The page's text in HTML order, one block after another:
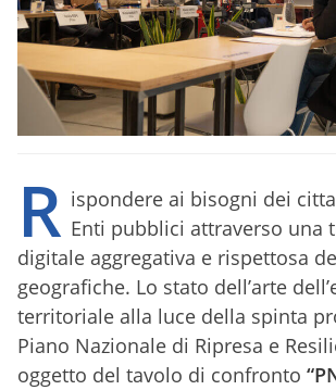
R ispondere ai bisogni dei
Enti pubblici attraverso una
digitale aggregativa e rispettosa
geografiche. Lo stato dell’arte
territoriale alla luce della spinta
Piano Nazionale di Ripresa e
oggetto del tavolo di confronto